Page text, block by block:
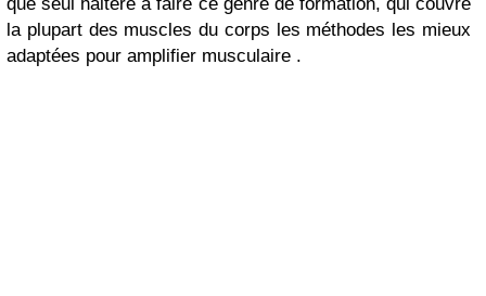
la plupart des muscles du corps les méthodes les mieux
adaptées pour amplifier musculaire .